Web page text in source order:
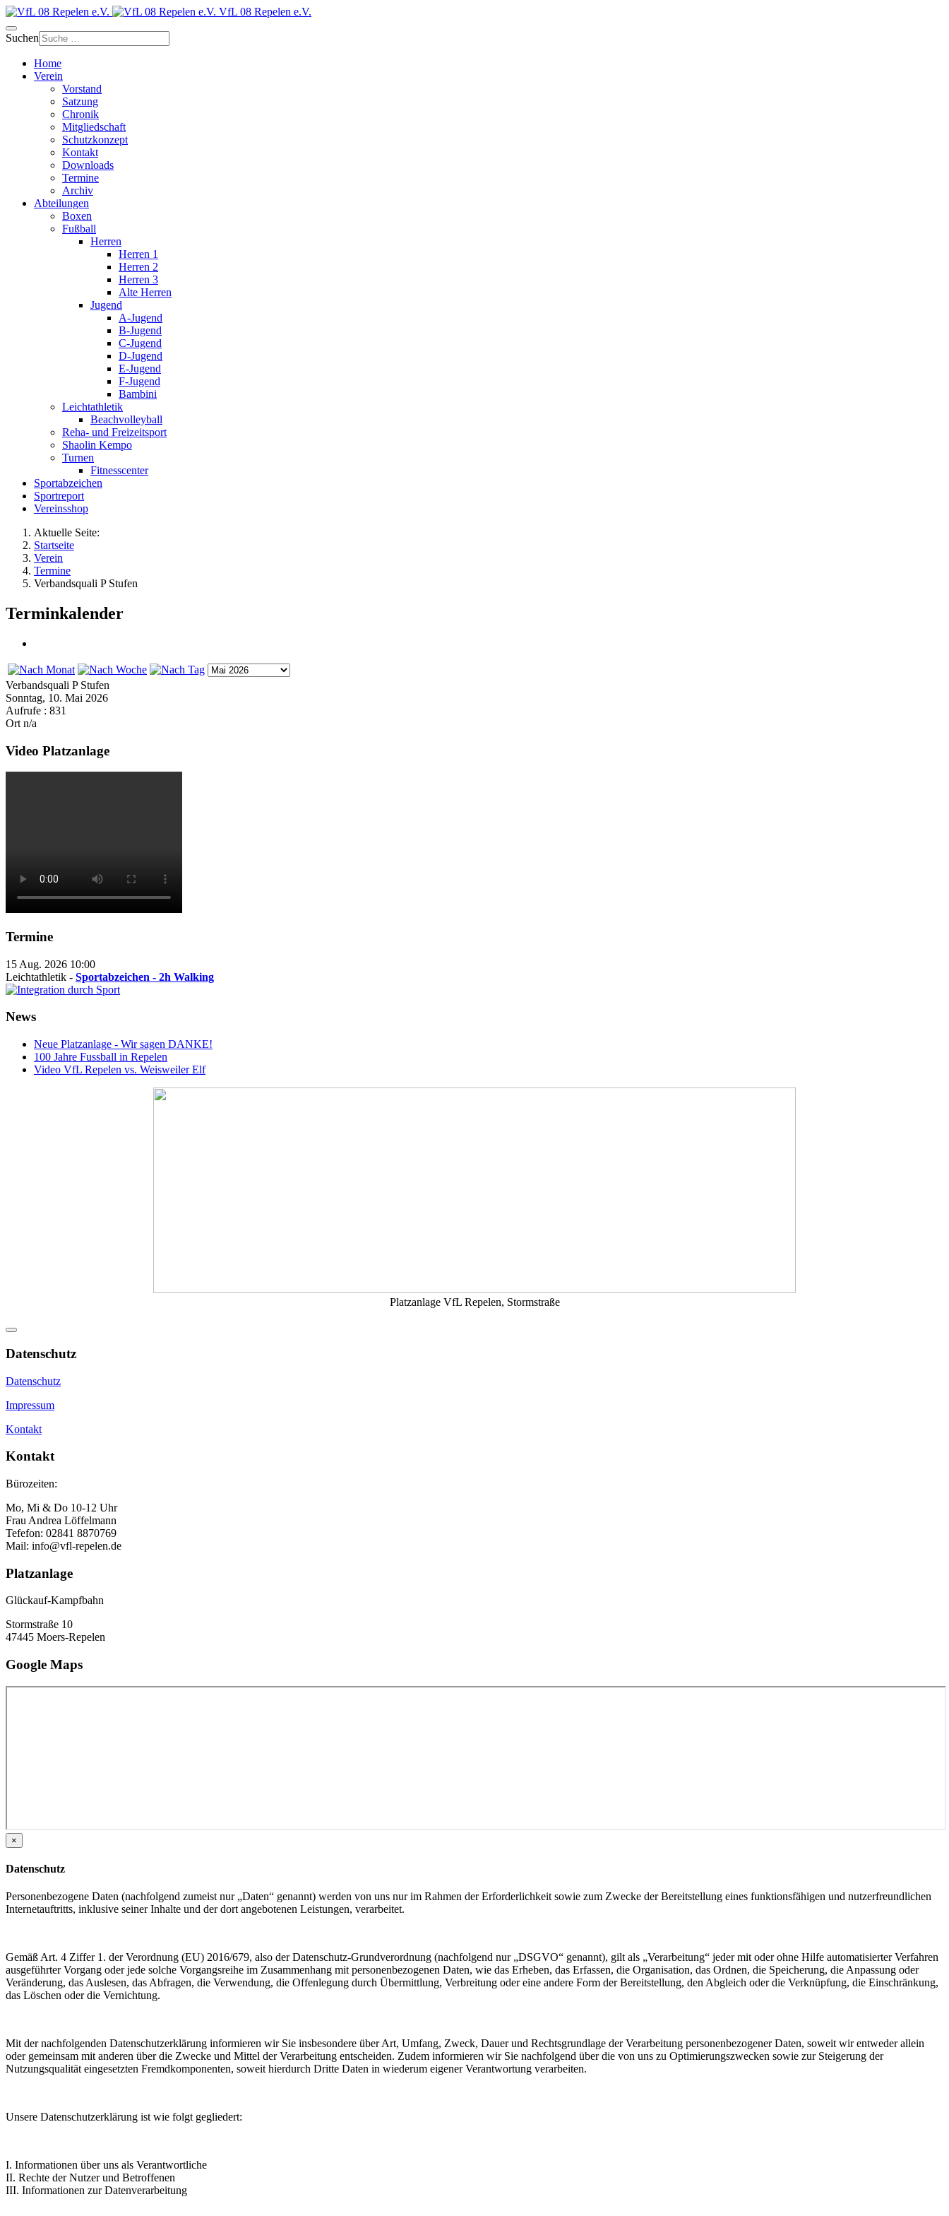
VfL 08 Repelen e.V.
Suchen
Home
Verein
Vorstand
Satzung
Chronik
Mitgliedschaft
Schutzkonzept
Kontakt
Downloads
Termine
Archiv
Abteilungen
Boxen
Fußball
Herren
Herren 1
Herren 2
Herren 3
Alte Herren
Jugend
A-Jugend
B-Jugend
C-Jugend
D-Jugend
E-Jugend
F-Jugend
Bambini
Leichtathletik
Beachvolleyball
Reha- und Freizeitsport
Shaolin Kempo
Turnen
Fitnesscenter
Sportabzeichen
Sportreport
Vereinsshop
Aktuelle Seite:
Startseite
Verein
Termine
Verbandsquali P Stufen
Terminkalender
Verbandsquali P Stufen
Sonntag, 10. Mai 2026
Aufrufe : 831
Ort n/a
Video Platzanlage
Termine
15 Aug. 2026 10:00
Leichtathletik - Sportabzeichen - 2h Walking
News
Neue Platzanlage - Wir sagen DANKE!
100 Jahre Fussball in Repelen
Video VfL Repelen vs. Weisweiler Elf
Platzanlage VfL Repelen, Stormstraße
Datenschutz
Datenschutz
Impressum
Kontakt
Kontakt
Bürozeiten:
Mo, Mi & Do 10-12 Uhr
Frau Andrea Löffelmann
Tefefon: 02841 8870769
Mail: info@vfl-repelen.de
Platzanlage
Glückauf-Kampfbahn
Stormstraße 10
47445 Moers-Repelen
Google Maps
×
Datenschutz
Personenbezogene Daten (nachfolgend zumeist nur „Daten“ genannt) werden von uns nur im Rahmen der Erforderlichkeit sowie zum Zwecke der Bereitstellung eines funktionsfähigen und nutzerfreundlichen
Internetauftritts, inklusive seiner Inhalte und der dort angebotenen Leistungen, verarbeitet.
Gemäß Art. 4 Ziffer 1. der Verordnung (EU) 2016/679, also der Datenschutz-Grundverordnung (nachfolgend nur „DSGVO“ genannt), gilt als „Verarbeitung“ jeder mit oder ohne Hilfe automatisierter Verfahren
ausgeführter Vorgang oder jede solche Vorgangsreihe im Zusammenhang mit personenbezogenen Daten, wie das Erheben, das Erfassen, die Organisation, das Ordnen, die Speicherung, die Anpassung oder
Veränderung, das Auslesen, das Abfragen, die Verwendung, die Offenlegung durch Übermittlung, Verbreitung oder eine andere Form der Bereitstellung, den Abgleich oder die Verknüpfung, die Einschränkung,
das Löschen oder die Vernichtung.
Mit der nachfolgenden Datenschutzerklärung informieren wir Sie insbesondere über Art, Umfang, Zweck, Dauer und Rechtsgrundlage der Verarbeitung personenbezogener Daten, soweit wir entweder allein
oder gemeinsam mit anderen über die Zwecke und Mittel der Verarbeitung entscheiden. Zudem informieren wir Sie nachfolgend über die von uns zu Optimierungszwecken sowie zur Steigerung der
Nutzungsqualität eingesetzten Fremdkomponenten, soweit hierdurch Dritte Daten in wiederum eigener Verantwortung verarbeiten.
Unsere Datenschutzerklärung ist wie folgt gegliedert:
I. Informationen über uns als Verantwortliche
II. Rechte der Nutzer und Betroffenen
III. Informationen zur Datenverarbeitung